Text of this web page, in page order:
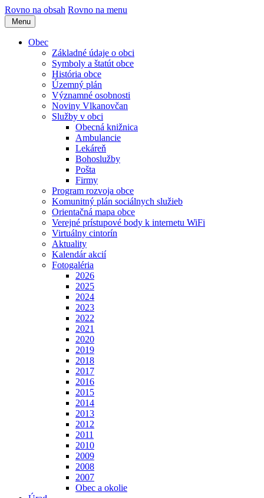
Rovno na obsah Rovno na menu
Menu
Obec
Základné údaje o obci
Symboly a štatút obce
História obce
Územný plán
Významné osobnosti
Noviny Vlkanovčan
Služby v obci
Obecná knižnica
Ambulancie
Lekáreň
Bohoslužby
Pošta
Firmy
Program rozvoja obce
Komunitný plán sociálnych služieb
Orientačná mapa obce
Verejné prístupové body k internetu WiFi
Virtuálny cintorín
Aktuality
Kalendár akcií
Fotogaléria
2026
2025
2024
2023
2022
2021
2020
2019
2018
2017
2016
2015
2014
2013
2012
2011
2010
2009
2008
2007
Obec a okolie